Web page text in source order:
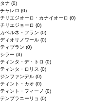
タナ (0)
チャレロ (0)
チリエジオーロ・カナイオーロ (0)
チリエジョーロ (0)
カベルネ・フラン (0)
ディオリノワール (0)
ティブラン (0)
シラー (3)
ティンタ・デ・トロ (0)
ティンタ・ロリス (0)
ジンファンデル (0)
ティント・カオ (0)
ティント・フィーノ (0)
テンプラニーリョ (0)